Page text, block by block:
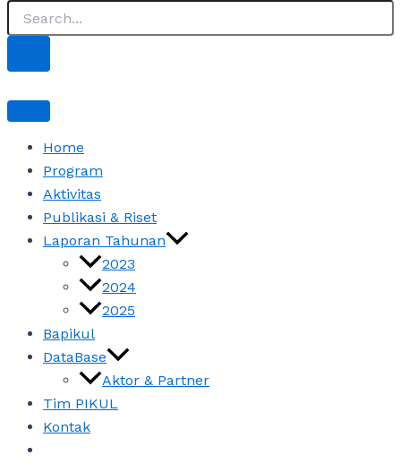
Home
Program
Aktivitas
Publikasi & Riset
Laporan Tahunan
2023
2024
2025
Bapikul
DataBase
Aktor & Partner
Tim PIKUL
Kontak